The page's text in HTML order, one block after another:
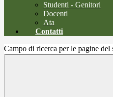
Studenti - Genitori
Docenti
Ata
Contatti
Campo di ricerca per le pagine del